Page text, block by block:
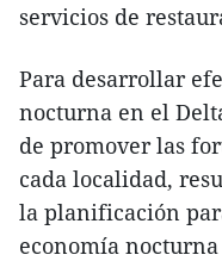
servicios de
Para desarrollar
nocturna en el
de promover las
cada localidad,
la planificación
economía